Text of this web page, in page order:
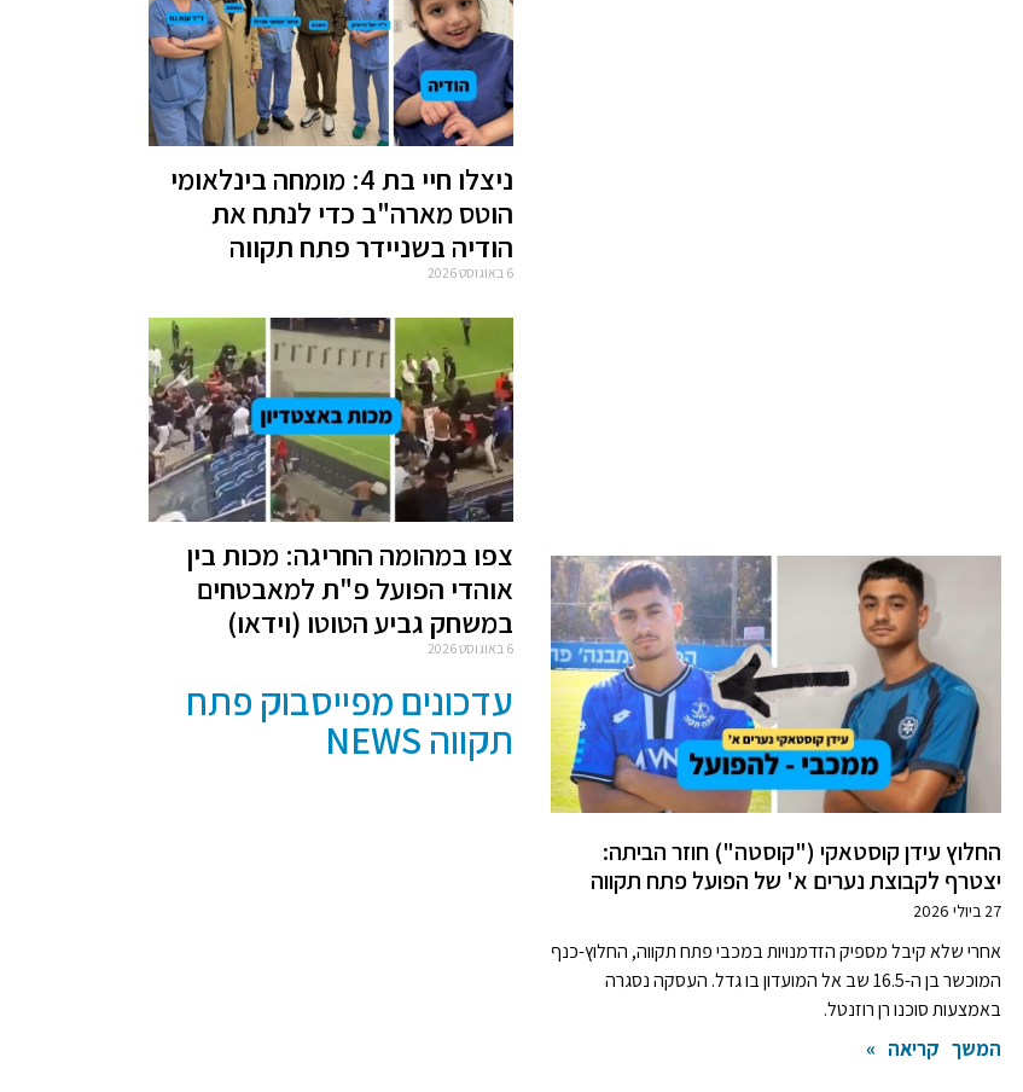
החלוץ עידן קוסטאקי ("קוסטה") חוזר הביתה:
יצטרף לקבוצת נערים א' של הפועל פתח תקווה
27 ביולי 2026
אחרי שלא קיבל מספיק הזדמנויות במכבי פתח תקווה, החלוץ-כנף
המוכשר בן ה-16.5 שב אל המועדון בו גדל. העסקה נסגרה
באמצעות סוכנו רן רוזנטל.
המשך קריאה »
ניצלו חיי בת 4: מומחה בינלאומי
הוטס מארה"ב כדי לנתח את
הודיה בשניידר פתח תקווה
6 באוגוסט 2026
צפו במהומה החריגה: מכות בין
אוהדי הפועל פ"ת למאבטחים
במשחק גביע הטוטו (וידאו)
6 באוגוסט 2026
עדכונים מפייסבוק פתח
תקווה NEWS